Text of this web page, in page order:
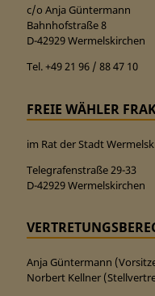
c/o Anja Güntermann
Bahnhofstraße 8
D-42929 Wermelskirchen
Tel. +49 21 96 / 88 47 10
FREIE WÄHLER
im Rat der Stadt
Telegrafenstraße 29-33
D-42929 Wermelskirchen
Anja Güntermann
Norbert Kellner